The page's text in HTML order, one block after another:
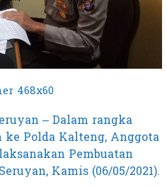
– Dalam rangka
ke Polda Kalteng, Anggota
Pembuatan
Kamis (06/05/2021).